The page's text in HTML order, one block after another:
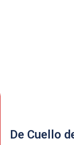
De Cuello